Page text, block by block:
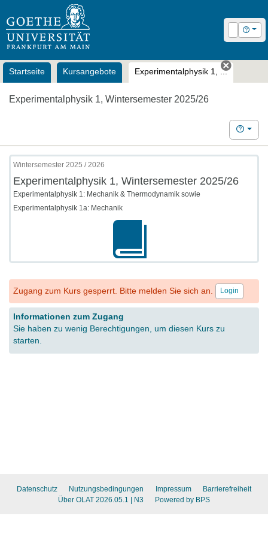
Login Hilfe
Startseite Kursangebote Experimentalphysik 1, ...
Tab
Experimentalphysik 1, Wintersemester 2025/26
Hilfe
Wintersemester 2025 / 2026
Experimentalphysik 1, Wintersemester 2025/26
Experimentalphysik 1: Mechanik & Thermodynamik sowie
Experimentalphysik 1a: Mechanik
Zugang zum Kurs gesperrt. Bitte melden Sie sich an. Login
Informationen zum Zugang
Sie haben zu wenig Berechtigungen, um diesen Kurs zu
starten.
Datenschutz Nutzungsbedingungen Impressum
Barrierefreiheit
Über OLAT 2026.05.1
| N3 Powered by BPS